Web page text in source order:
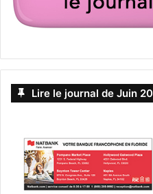
Lire le journal de Juin